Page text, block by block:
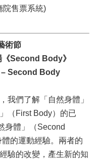
院售票系統)
術節
Second Body》
Second Body
我們了解「自然身體」
（First Body）的已
身體」（Second
的運動經驗。兩者的
驗的改變，產生新的知